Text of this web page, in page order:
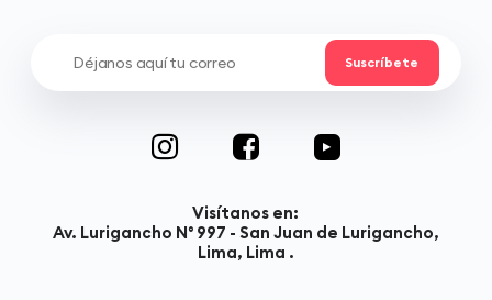
Visítanos en:
Av. Lurigancho N° 997 - San Juan de Lurigancho,
Lima, Lima .